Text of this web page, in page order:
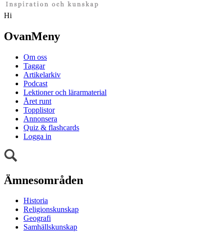
Hi
OvanMeny
Om oss
Taggar
Artikelarkiv
Podcast
Lektioner och lärarmaterial
Året runt
Topplistor
Annonsera
Quiz & flashcards
Logga in
Ämnesområden
Historia
Religionskunskap
Geografi
Samhällskunskap